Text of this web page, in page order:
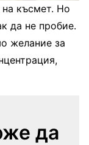
късмет. Но
да не пробие.
желание за
да